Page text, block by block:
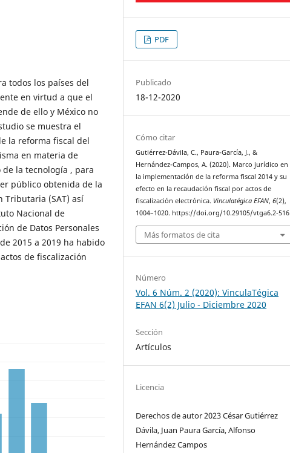
todos los países del
en virtud a que el
de ello y México no
se muestra el
la reforma fiscal del
en materia de
la tecnología , para
público obtenida de la
Tributaria (SAT) así
Nacional de
de Datos Personales
2015 a 2019 ha habido
de fiscalización
PDF
Publicado
18-12-2020
Cómo citar
Gutiérrez-Dávila, C., Paura-García, J., &
Hernández-Campos, A. (2020). Marco jurídico en
la implementación de la reforma fiscal 2014 y su
efecto en la recaudación fiscal por actos de
fiscalización electrónica. Vinculatégica EFAN,6(2),
1004–1020. https://doi.org/10.29105/vtga6.2-516
Más formatos de cita
Número
Vol. 6 Núm. 2 (2020): VinculaTégica
EFAN 6(2) Julio - Diciembre 2020
Sección
Artículos
Licencia
Derechos de autor 2023 César Gutiérrez
Dávila, Juan Paura García, Alfonso
Hernández Campos